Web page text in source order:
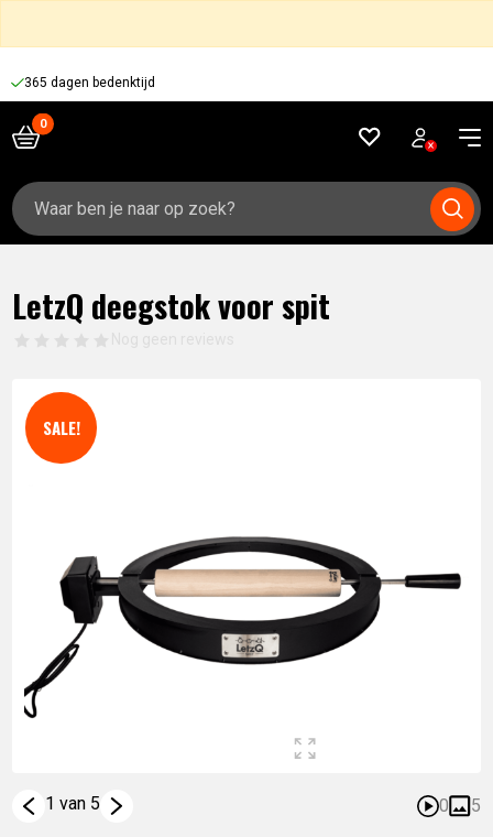
365 dagen bedenktijd
Zoeken
naar:
LetzQ deegstok voor spit
1 van 5 0 5
SALE!